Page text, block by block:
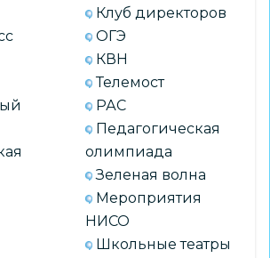
Клуб директоров
ОГЭ
КВН
Телемост
РАС
Педагогическая
олимпиада
Зеленая волна
Мероприятия
НИСО
Школьные театры